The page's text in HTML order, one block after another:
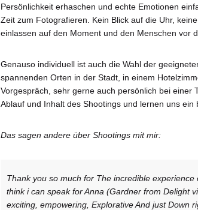
Persönlichkeit erhaschen und echte Emotionen
Zeit zum Fotografieren. Kein Blick auf die Uhr,
einlassen auf den Moment und den Menschen vor
Genauso individuell ist auch die Wahl der
spannenden Orten in der Stadt, in einem
Vorgespräch, sehr gerne auch persönlich bei einer
Ablauf und Inhalt des Shootings und lernen uns ein
Das sagen andere über Shootings mit mir:
Thank you so much for The incredible experience
think i can speak for Anna (Gardner from Delight
exciting, empowering, Explorative And just Down